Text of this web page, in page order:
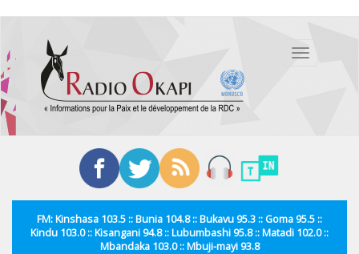
contenu
principal
Toggle
FM: Kinshasa 103.5 :: Bunia 104.8 :: Bukavu 95.3 :: Goma 95.5 ::
Kindu 103.0 :: Kisangani 94.8 :: Lubumbashi 95.8 :: Matadi 102.0 ::
Mbandaka 103.0 :: Mbuji-mayi 93.8